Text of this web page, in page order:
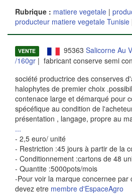
Rubrique : matiere vegetale |
producteur matiere vegetale Tunisie
VENTE 95363 Salicorne Au
/160gr | fabricant conserve semi
société productrice des conserves
halophytes de premier choix
contenace large et démarqué pour
spécéfique au condition de
présentation , langage, propre au
...
- 2,5 euro/ unité
- Restriction :45 jours à partir de la
- Conditionnement :cartons de 48
- Quantite :5000pots/mois
-Pour voir la marque concernee par
devez etre membre d'EspaceAgro